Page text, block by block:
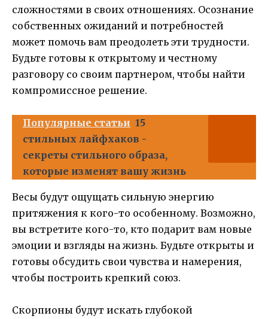
сложностями в своих отношениях. Осознание
собственных ожиданий и потребностей
может помочь вам преодолеть эти трудности.
Будьте готовы к открытому и честному
разговору со своим партнером, чтобы найти
компромиссное решение.
Популярные статьи 15
стильных лайфхаков -
секреты стильного образа,
которые изменят вашу жизнь
Весы будут ощущать сильную энергию
притяжения к кого-то особенному. Возможно,
вы встретите кого-то, кто подарит вам новые
эмоции и взгляды на жизнь. Будьте открыты и
готовы обсудить свои чувства и намерения,
чтобы построить крепкий союз.
Скорпионы будут искать глубокой